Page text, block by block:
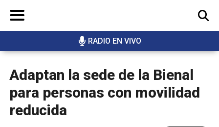
RADIO EN VIVO
BUSCAR
Adaptan la sede de la Bienal
para personas con movilidad
reducida